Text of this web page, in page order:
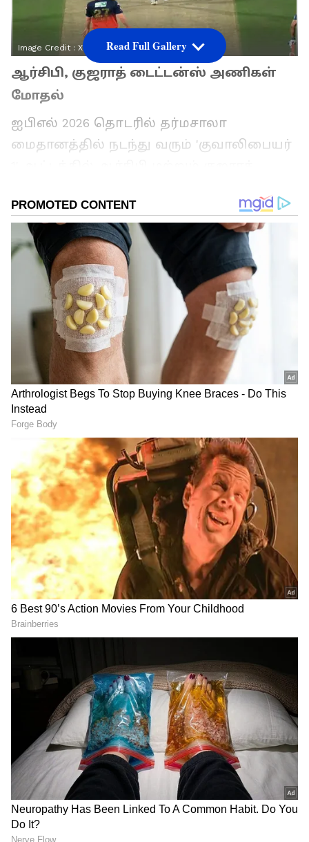
Image Credit : X
ஆர்சிபி, குஜராத் டைட்டன்ஸ் அணிகள்
மோதல்
ஐபிஎல் 2026 தொடரில் தர்மசாலா
மைதானத்தில் நடந்து வரும் 'குவாலிபையர்
விளையாடி வருகின்றன. இந்த போட்டியில்
முதலில் பேட்டிங் செய்த ஆர்சிபி அணி 20
ஓவர்கள் முடிவில் 254 ரன்கள் என்ற மெகா
ஸ்கோரை எட்டியது. சிக்சர் மழை பொழிந்த
ஆர்சிபி அணியின் கேப்டன் ரஜத் படிதார்
வெறும் 33 பந்துகளில் 93 ரன்கள் குவித்து
மிரட்டினார். 9 சிக்சர்கள், 5 பவுண்டரி
நொறுக்கினார். அவருக்குத் துணையாக
விராட் கோலி மற்றும் குருணால் பாண்டியா
ஆகியோர் தலா 43 ரன்கள் சேர்த்தனர்.
ஆர்சிபி அணி ஐபிஎல் பிளே-ஆஃப்
போட்டிகளின் வரலாற்றிலேயே பதிவு
செய்யப்பட்ட மிக உயர்ந்த ஸ்கோர்
இதுவாகும்.
சாய் சுதர்சன் விநோதமான அவுட்
பின்பு 255 ரன்கள் என்ற இமாலய இலக்கை
நோக்கி குஜராத் டைட்டன்ஸ் அணி
களமிறங்கிய நிலையில், சாய் சுதர்சன்,
ஆட்டத்தின் முதல் ஓவரிலேயே ஜேக்கப்
டஃபி வீசிய பந்துகளை எதிர்கொண்டு
இரண்டு நேர்த்தியான பவுண்டரிகளை
விளாசினார். ஜேக்கப் டஃபி வீசிய
ஆட்டத்தின் மூன்றாவது ஓவரில் முதல்
பந்தை பவுண்டரி விளாசிய சாய் சுதர்சன்
அடுத்த பந்தையும் பவுண்டரி விளாசினார்.
இதனால் குஜராத் ரசிகர்கள் துள்ளிக்குதித்த
அடுத்த நொடி சாய் சுதர்சன் அவுட் என
அறிவிக்கப்பட்டது. ஆம்.. பந்து பவுண்டரிக்கு
சென்ற போதிலும் சாய் சுதர்சனின் பேட்
Read Full Gallery